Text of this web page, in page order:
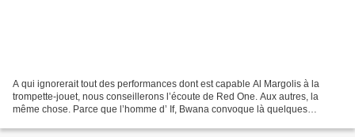
A qui ignorerait tout des performances dont est capable Al Margolis à la
trompette-jouet, nous conseillerons l’écoute de Red One. Aux autres, la
même chose. Parce que l’homme d’ If, Bwana convoque là quelques